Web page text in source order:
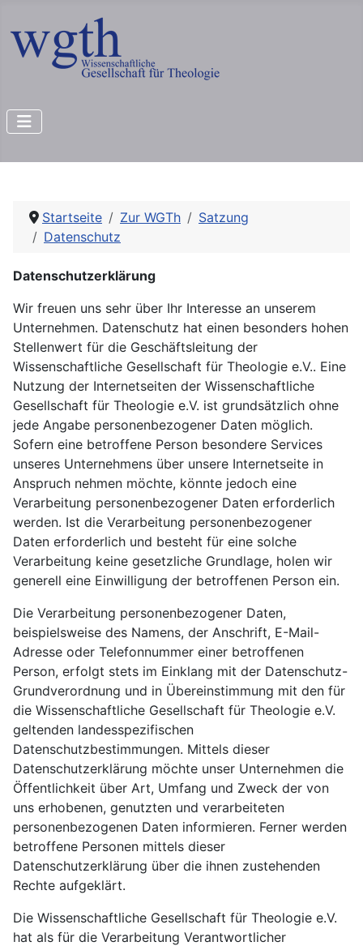
Startseite Zur WGTh
Satzung
Datenschutz
Datenschutzerklärung
Wir freuen uns sehr über Ihr Interesse an unserem
Unternehmen. Datenschutz hat einen besonders hohen
Stellenwert für die Geschäftsleitung der
Wissenschaftliche Gesellschaft für Theologie e.V.. Eine
Nutzung der Internetseiten der Wissenschaftliche
Gesellschaft für Theologie e.V. ist grundsätzlich ohne
jede Angabe personenbezogener Daten möglich.
Sofern eine betroffene Person besondere Services
unseres Unternehmens über unsere Internetseite in
Anspruch nehmen möchte, könnte jedoch eine
Verarbeitung personenbezogener Daten erforderlich
werden. Ist die Verarbeitung personenbezogener
Daten erforderlich und besteht für eine solche
Verarbeitung keine gesetzliche Grundlage, holen wir
generell eine Einwilligung der betroffenen Person ein.
Die Verarbeitung personenbezogener Daten,
beispielsweise des Namens, der Anschrift, E-Mail-
Adresse oder Telefonnummer einer betroffenen
Person, erfolgt stets im Einklang mit der Datenschutz-
Grundverordnung und in Übereinstimmung mit den für
die Wissenschaftliche Gesellschaft für Theologie e.V.
geltenden landesspezifischen
Datenschutzbestimmungen. Mittels dieser
Datenschutzerklärung möchte unser Unternehmen die
Öffentlichkeit über Art, Umfang und Zweck der von
uns erhobenen, genutzten und verarbeiteten
personenbezogenen Daten informieren. Ferner werden
betroffene Personen mittels dieser
Datenschutzerklärung über die ihnen zustehenden
Rechte aufgeklärt.
Die Wissenschaftliche Gesellschaft für Theologie e.V.
hat als für die Verarbeitung Verantwortlicher